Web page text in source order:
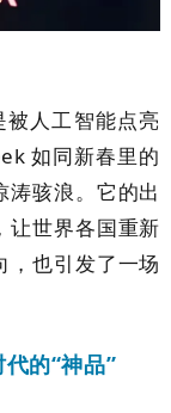
人工智能点亮
如同新春里的
骇浪。它的出
让世界各国重新
，也引发了一场
的“神品”